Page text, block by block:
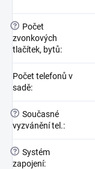
?
Počet
zvonkových
tlačítek, bytů:
Počet telefonů v
sadě:
? Současné
vyzvánění tel.:
? Systém
zapojení: